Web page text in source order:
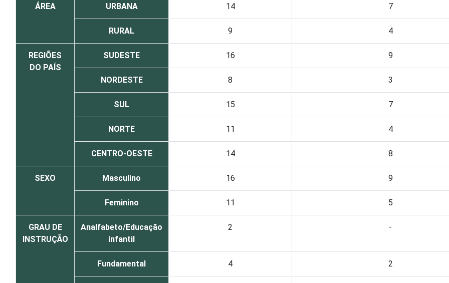
ÁREA URBANA 14 7
RURAL 9 4
REGIÕES
DO PAÍS
SUDESTE 16 9
NORDESTE 8 3
SUL 15 7
NORTE 11 4
CENTRO-OESTE 14 8
SEXO Masculino 16 9
Feminino 11 5
GRAU DE
INSTRUÇÃO
Analfabeto/Educação
infantil
2 -
Fundamental 4 2